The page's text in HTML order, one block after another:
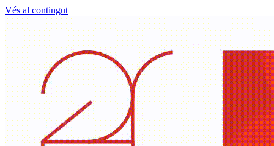
Vés al contingut